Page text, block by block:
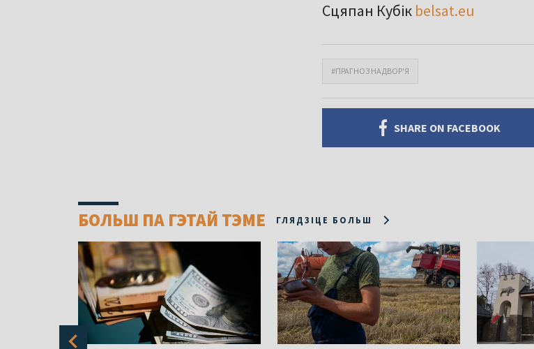
Сцяпан Кубік belsat.eu
#ПРАГНОЗ НАДВОР'Я
SHARE ON FACEBOOK
БОЛЬШ ПА ГЭТАЙ ТЭМЕ ГЛЯДЗІЦЕ БОЛЬШ